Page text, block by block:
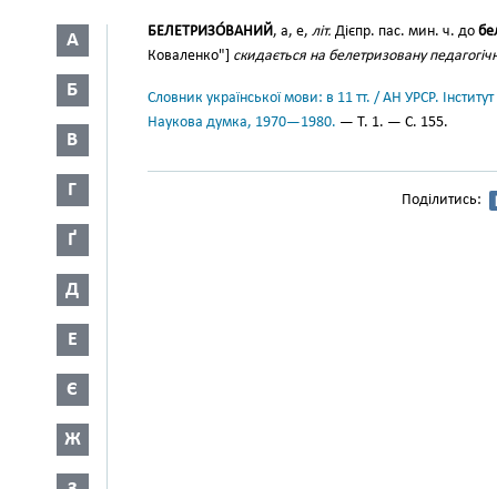
А
Б
В
Г
Ґ
Д
Е
Є
Ж
БЕЛЕТРИЗО́ВАНИЙ, а, е, літ. Дієпр. пас. мин. ч. до
Коваленко"] скидається на белетризовану
Словник української мови: в 11 тт. / АН УРСР.
Наукова думка, 1970—1980. — Т. 1. — С. 155.
Поділитись: